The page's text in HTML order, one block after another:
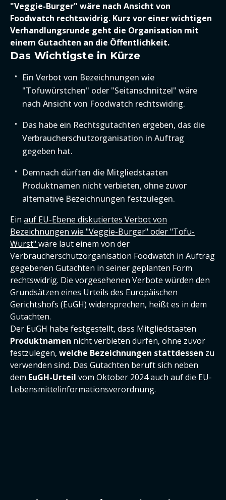
"Veggie-Burger" wäre nach Ansicht von
Foodwatch rechtswidrig. Kurz vor einer wichtigen
Verhandlungsrunde geht die Organisation mit
einem Gutachten an die Öffentlichkeit.
Das Wichtigste in Kürze
Ein Verbot von Bezeichnungen wie
"Tofuwürstchen" oder "Seitanschnitzel" wäre
nach Ansicht von Foodwatch rechtswidrig.
Das habe ein Rechtsgutachten ergeben, das die
Verbraucherschutzorganisation in Auftrag
gegeben hat.
Demnach dürften die Mitgliedstaaten
Produktnamen nicht verbieten, ohne zuvor
alternative Bezeichnungen festzulegen.
Ein auf EU-Ebene diskutiertes Verbot von
Bezeichnungen wie "Veggie-Burger" oder "Tofu-
Wurst" wäre laut einem von der
Verbraucherschutzorganisation Foodwatch in Auftrag
gegebenen Gutachten in seiner geplanten Form
rechtswidrig. Die vorgesehenen Verbote würden den
Grundsätzen eines Urteils des Europäischen
Gerichtshofs (EuGH) widersprechen, heißt es in dem
Gutachten.
Der EuGH habe festgestellt, dass Mitgliedstaaten
Produktnamen nicht verbieten dürfen, ohne zuvor
festzulegen, welche Bezeichnungen stattdessen zu
verwenden sind. Das Gutachten beruft sich neben
dem EuGH-Urteil vom Oktober 2024 auch auf die EU-
Lebensmittelinformationsverordnung.